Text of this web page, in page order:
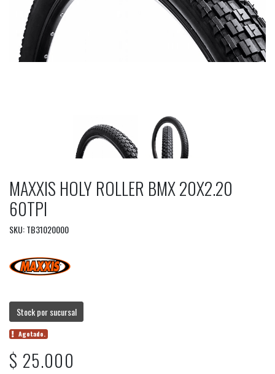
MAXXIS HOLY ROLLER BMX 20X2.20
60TPI
SKU: TB31020000
Stock por sucursal
Agotado.
$ 25.000